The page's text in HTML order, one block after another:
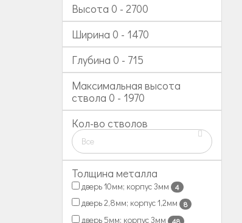
Высота 0 - 2700
Ширина 0 - 1470
Глубина 0 - 715
Максимальная высота
ствола 0 - 1970
Кол-во стволов
Все
Толщина металла
дверь 10мм; корпус 3мм 4
дверь 2,8мм; корпус 1,2мм 8
дверь 5мм; корпус 3мм 48